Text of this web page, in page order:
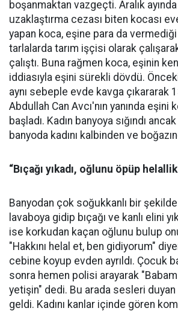
boşanmaktan vazgeçti. Aralık
uzaklaştırma cezası biten kocası
yapan koca, eşine para da vermediği
tarlalarda tarım işçisi olarak
çalıştı. Buna rağmen koca, eşinin
iddiasıyla eşini sürekli dövdü.
aynı sebeple evde kavga çıkararak
Abdullah Can Avcı'nın yanında eşini
başladı. Kadın banyoya sığındı ancak
banyoda kadını kalbinden ve
“Bıçağı yıkadı, oğlunu öpüp
Banyodan çok soğukkanlı bir
lavaboya gidip bıçağı ve kanlı elini
ise korkudan kaçan oğlunu bulup
"Hakkını helal et, ben gidiyorum"
cebine koyup evden ayrıldı. Çocuk
sonra hemen polisi arayarak "Babam
yetişin" dedi. Bu arada sesleri duyan
geldi. Kadını kanlar içinde gören